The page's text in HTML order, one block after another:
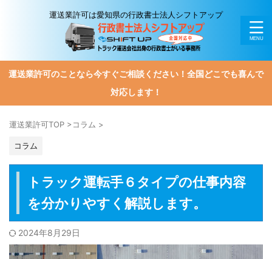
運送業許可は愛知県の行政書士法人シフトアップ
運送業許可のことなら今すぐご相談ください！全国どこでも喜んで
対応します！
運送業許可TOP >コラム >
コラム
トラック運転手６タイプの仕事内容
を分かりやすく解説します。
2024年8月29日